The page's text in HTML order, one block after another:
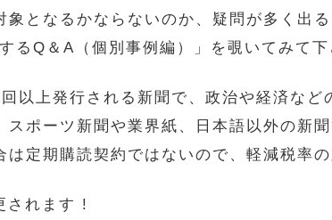
となるかならないのか、疑問が多く出
るQ＆A（個別事例編）」を覗いてみて下
以上発行される新聞で、政治や経済な
ポーツ新聞や業界紙、日本語以外の新
定期購読契約ではないので、軽減税率の
されます !